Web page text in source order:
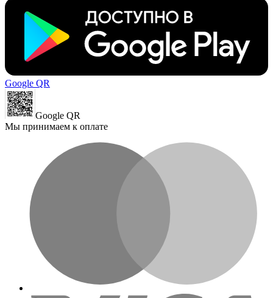
Google QR
Google QR
Мы принимаем к оплате